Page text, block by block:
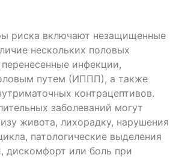
риска включают незащищенные
нескольких половых
инфекции,
путем (ИППП), а также
контрацептивов.
заболеваний могут
живота, лихорадку, нарушения
патологические выделения
дискомфорт или боль при